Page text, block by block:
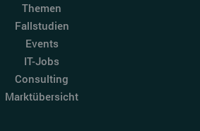
Themen
Fallstudien
Events
IT-Jobs
Consulting
Marktübersicht